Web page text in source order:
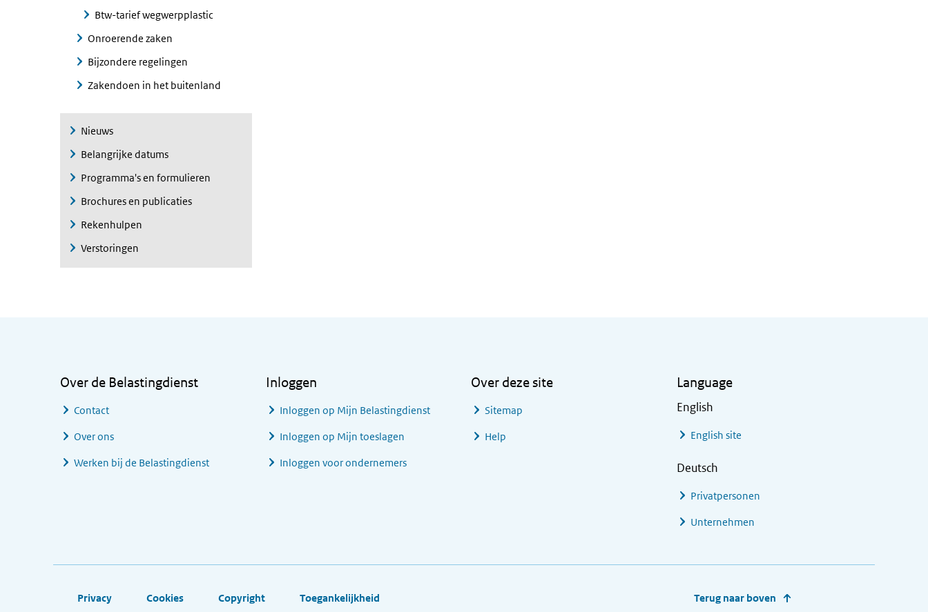
Btw-tarief wegwerpplastic
Onroerende zaken
Bijzondere regelingen
Zakendoen in het buitenland
Nieuws
Belangrijke datums
Programma's en formulieren
Brochures en publicaties
Rekenhulpen
Verstoringen
Over de Belastingdienst
Contact
Over ons
Werken bij de Belastingdienst
Inloggen
Inloggen op Mijn Belastingdienst
Inloggen op Mijn toeslagen
Inloggen voor ondernemers
Over deze site
Sitemap
Help
Language
English
English site
Deutsch
Privatpersonen
Unternehmen
Footer links
Privacy Cookies Copyright Toegankelijkheid Terug naar boven